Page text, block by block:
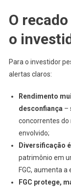
O
o
Para o investidor
alertas claros:
Rendimento
desconfiança –
concorrentes do
envolvido;
Diversificação
patrimônio em
FGC, aumenta
FGC protege,